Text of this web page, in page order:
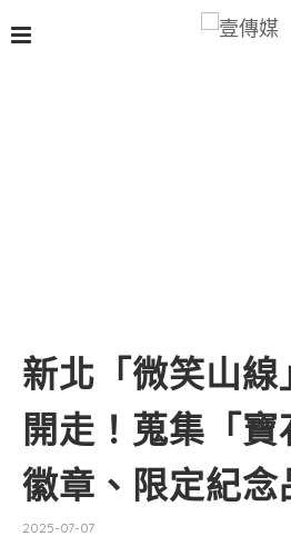
新北「微笑山
開走！蒐集「
徽章、限定紀念
2025-07-07